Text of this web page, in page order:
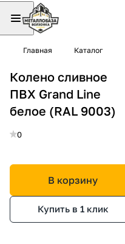
Главная Каталог
Колено сливное
ПВХ Grand Line
белое (RAL 9003)
0
В корзину
Купить в 1 клик